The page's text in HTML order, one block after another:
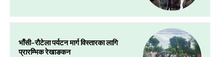
भाँसी–रौटेला पर्यटन मार्ग विस्तारका लागि
प्रारम्भिक रेखाङकन